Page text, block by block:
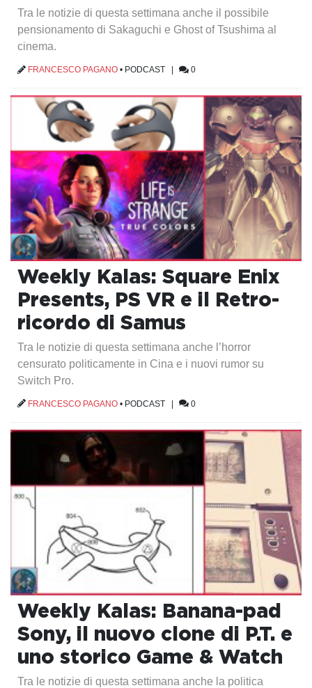
Tra le notizie di questa settimana anche il possibile
pensionamento di Sakaguchi e Ghost of Tsushima al
cinema.
FRANCESCO PAGANO • PODCAST 0
Weekly Kalas: Square Enix
Presents, PS VR e il Retro-
ricordo di Samus
Tra le notizie di questa settimana anche l’horror
censurato politicamente in Cina e i nuovi rumor su
Switch Pro.
FRANCESCO PAGANO • PODCAST 0
Weekly Kalas: Banana-pad
Sony, il nuovo clone di P.T. e
uno storico Game & Watch
Tra le notizie di questa settimana anche la politica